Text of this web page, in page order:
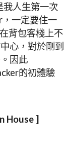
我人生第一次
一定要住一
背包客棧上不
心，對於剛到
因此
的初體驗
House ]